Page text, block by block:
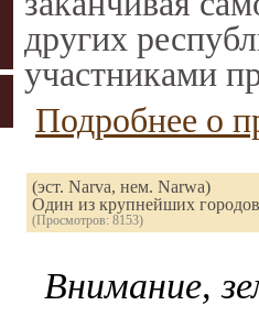
других
участниками
Подробнее о
(эст. Narva, нем. Narwa)
Один из крупнейших
(Просмотров: 8153)
Внимание,